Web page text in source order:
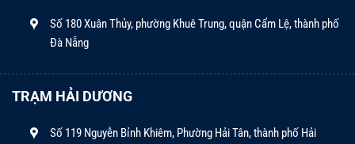
Số 180 Xuân Thủy, phường Khuê Trung, quận Cẩm Lệ, thành phố
Đà Nẵng
TRẠM HẢI DƯƠNG
Số 119 Nguyễn Bỉnh Khiêm, Phường Hải Tân, thành phố Hải